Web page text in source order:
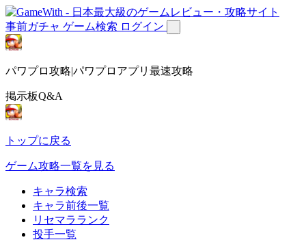
事前ガチャ ゲーム検索 ログイン
パワプロ攻略|パワプロアプリ最速攻略
掲示板Q&A
トップに戻る
ゲーム攻略一覧を見る
キャラ検索
キャラ前後一覧
リセマラランク
投手一覧